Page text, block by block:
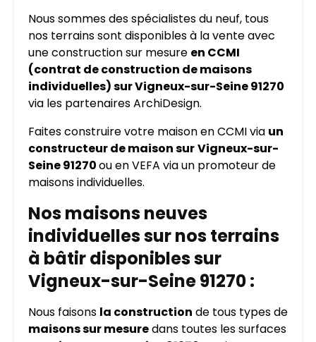
Nous sommes des spécialistes du neuf, tous
nos terrains sont disponibles à la vente avec
une construction sur mesure en CCMI
(contrat de construction de maisons
individuelles) sur Vigneux-sur-Seine 91270
via les partenaires ArchiDesign.
Faites construire votre maison en CCMI via un
constructeur de maison surVigneux-sur-
Seine 91270ou en VEFA via un promoteur de
maisons individuelles.
Nos maisons neuves
individuelles sur nos terrains
à bâtir disponibles sur
Vigneux-sur-Seine 91270 :
Nous faisons la construction de tous types de
maisons sur mesuredans toutes les surfaces